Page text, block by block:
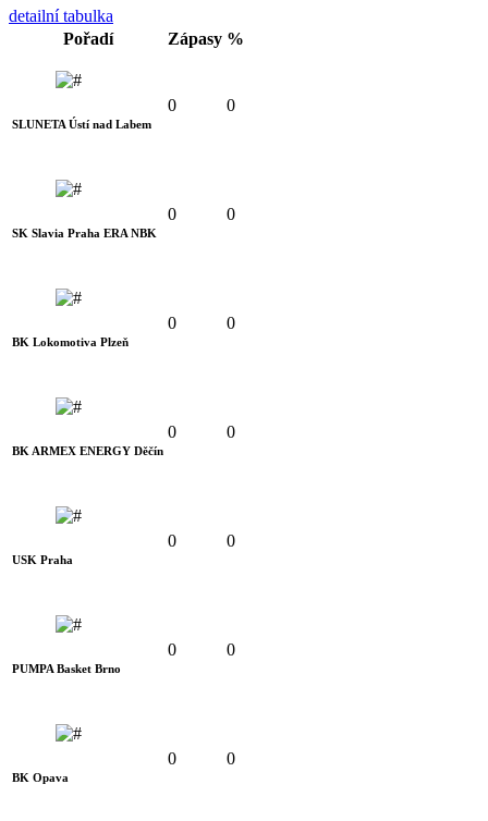
detailní tabulka
Pořadí
Zápasy %
SLUNETA Ústí nad Labem
0 0
SK Slavia Praha ERA NBK
0 0
BK Lokomotiva Plzeň
0 0
BK ARMEX ENERGY Děčín
0 0
USK Praha
0 0
PUMPA Basket Brno
0 0
BK Opava
0 0